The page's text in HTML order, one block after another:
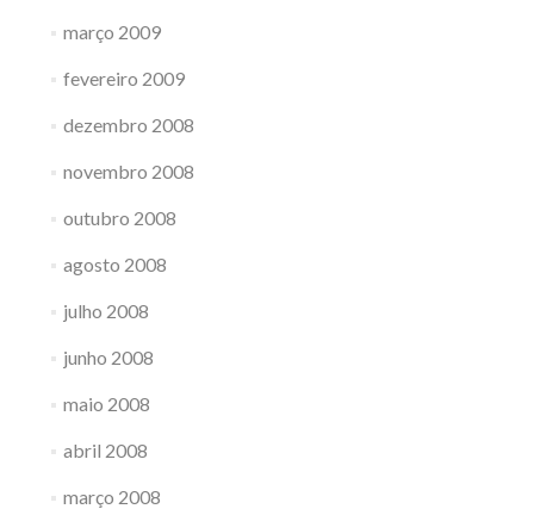
março 2009
fevereiro 2009
dezembro 2008
novembro 2008
outubro 2008
agosto 2008
julho 2008
junho 2008
maio 2008
abril 2008
março 2008